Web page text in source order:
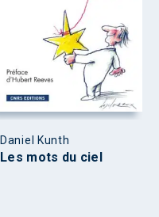
Daniel Kunth
Les mots du ciel